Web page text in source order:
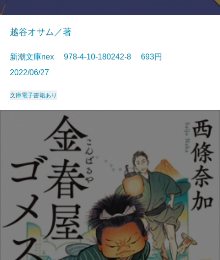
越谷オサム／著
新潮文庫nex 978-4-10-180242-8 693円
2022/06/27
文庫電子書籍あり